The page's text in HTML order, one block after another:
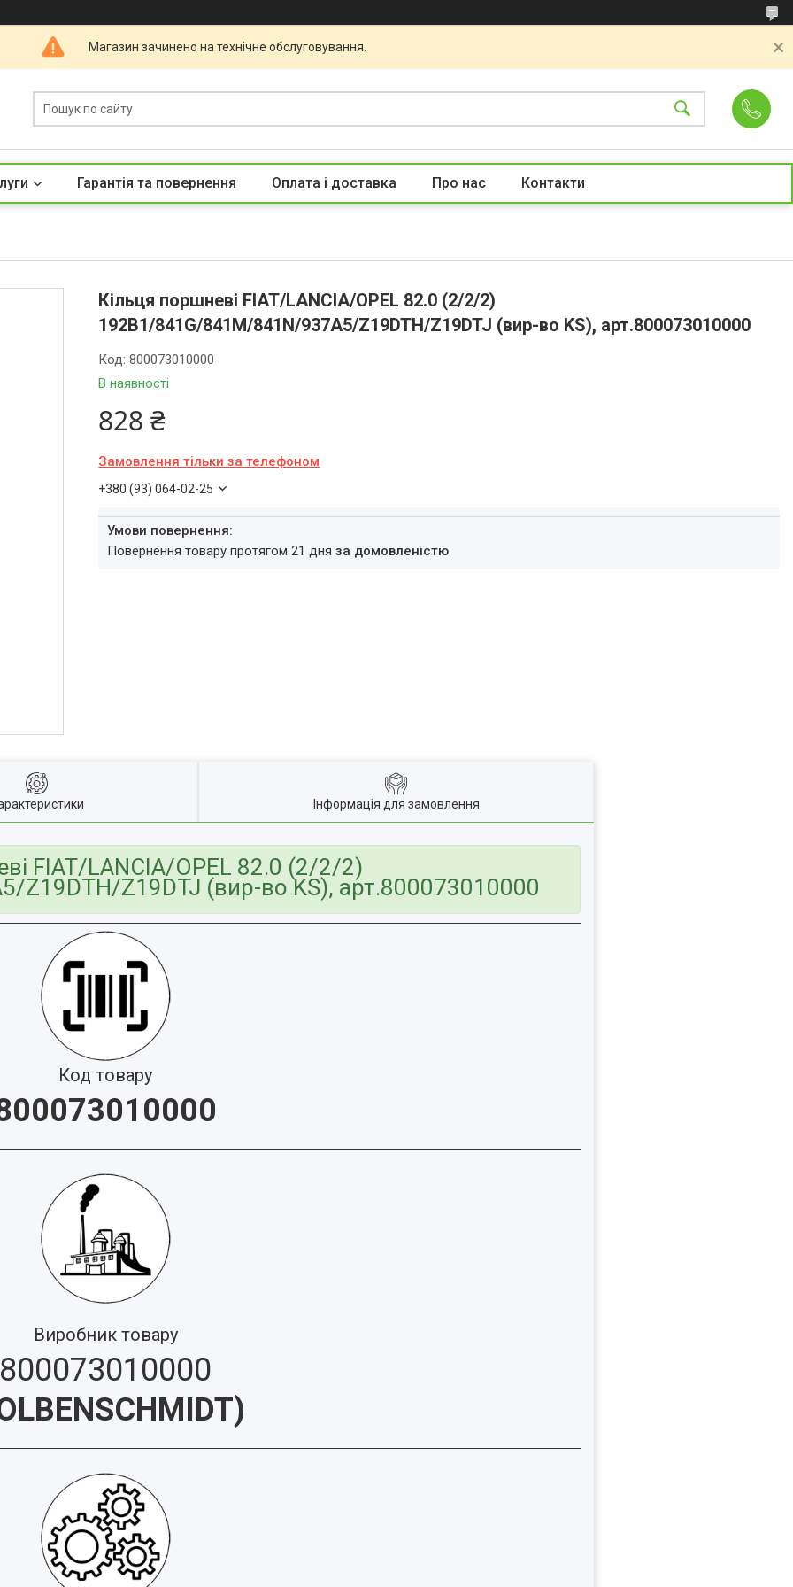
Магазин зачинено на технічне обслуговування.
Гарантія та повернення Оплата і доставка Про нас Контакти
Кільця поршневі FIAT/LANCIA/OPEL 82.0 (2/2/2)
192B1/841G/841M/841N/937A5/Z19DTH/Z19DTJ (вир-во KS), арт.800073010000
В наявності
Код:800073010000
828 ₴
Замовлення тільки за телефоном
+380 (93) 064-02-25
повернення товару протягом 21 дняза домовленістю
Інформація для замовлення
FIAT/LANCIA/OPEL 82.0 (2/2/2)
Z19DTJ (вир-во KS), арт.800073010000
Код товару
Виробник товару
800073010000
)